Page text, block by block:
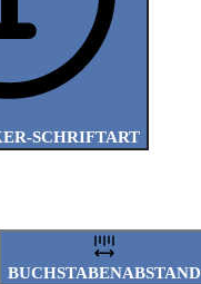
SCHRIFTART
BUCHSTABENABSTAND